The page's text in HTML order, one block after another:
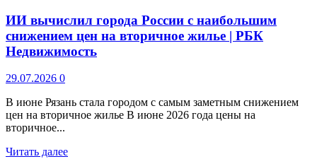
ИИ вычислил города России с наибольшим
снижением цен на вторичное жилье | РБК
Недвижимость
29.07.2026 0
В июне Рязань стала городом с самым заметным снижением
цен на вторичное жилье В июне 2026 года цены на
вторичное...
Читать далее